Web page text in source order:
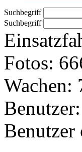
Suchbegriff
Suchbegriff
Fotos:
Wachen:
Benutzer:
Benutzer